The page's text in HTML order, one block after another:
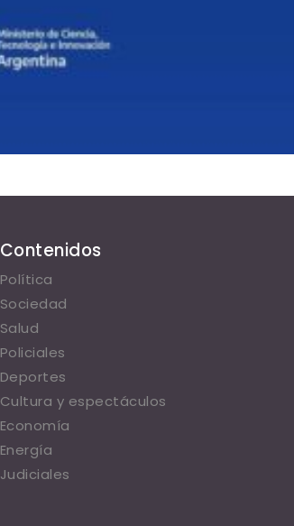
Contenidos
Política
Sociedad
Salud
Policiales
Deportes
Cultura y espectáculos
Economía
Energía
Judiciales